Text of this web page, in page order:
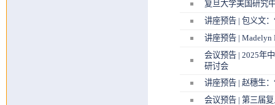
复旦大学美国研究
讲座预告 | 包义文
讲座预告 | Madelyn
会议预告 | 2025年
研讨会
讲座预告 | 赵穗生
会议预告 | 第三届